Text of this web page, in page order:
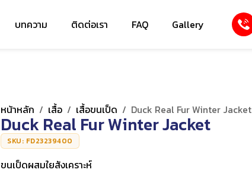
บทความ ติดต่อเรา FAQ Gallery
หน้าหลัก / เสื้อ / เสื้อขนเป็ด / Duck Real Fur Winter Jacket
Duck Real Fur Winter Jacket
SKU: FD23239400
ขนเป็ดผสมใยสังเคราะห์